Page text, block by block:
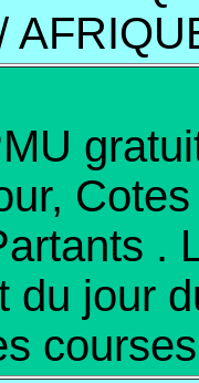
.
du jour